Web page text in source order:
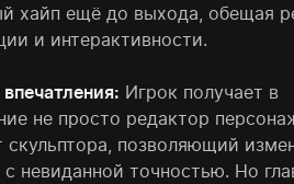
хайп ещё до выхода, обещая
и интерактивности.
Игрок получает в
не просто редактор
скульптора, позволяющий
с невиданной точностью. Но